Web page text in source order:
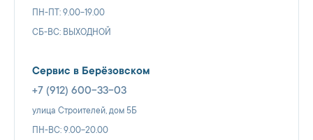
ПН-ПТ: 9.00-19.00
СБ-ВС: ВЫХОДНОЙ
Сервис в Берёзовском
+7 (912) 600-33-03
улица Строителей, дом 5Б
ПН-ВС: 9.00-20.00